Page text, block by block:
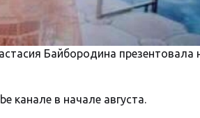
Байбородина презентовала
канале в начале августа.